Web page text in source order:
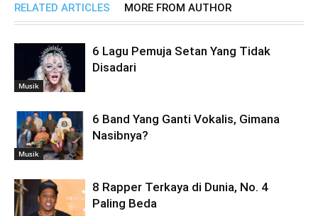
RELATED ARTICLES MORE FROM AUTHOR
Musik
6 Lagu Pemuja Setan Yang Tidak
Disadari
Musik
6 Band Yang Ganti Vokalis, Gimana
Nasibnya?
8 Rapper Terkaya di Dunia, No. 4
Paling Beda